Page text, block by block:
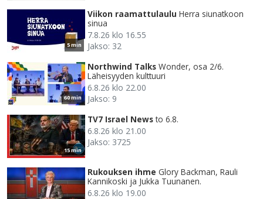
5 min
Viikon raamattulaulu Herra siunatkoon
sinua
7.8.26 klo 16.55
Jakso: 32
60 min
Northwind Talks Wonder, osa 2/6.
Läheisyyden kulttuuri
6.8.26 klo 22.00
Jakso: 9
15 min
TV7 Israel News to 6.8.
6.8.26 klo 21.00
Jakso: 3725
Rukouksen ihme Glory Backman, Rauli
Kannikoski ja Jukka Tuunanen.
6.8.26 klo 19.00